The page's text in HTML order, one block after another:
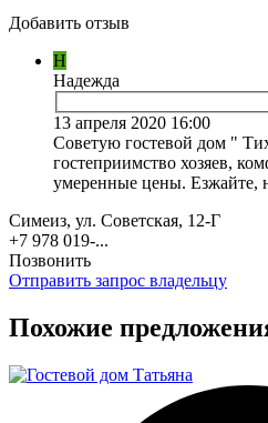
Добавить отзыв
Н
Надежда
13 апреля 2020 16:00
Советую гостевой дом "
гостеприимство хозяев,
умеренные цены. Езжайте,
Симеиз, ул. Советская, 12-Г
+7 978 019-...
Позвонить
Отправить запрос владельцу
Похожие